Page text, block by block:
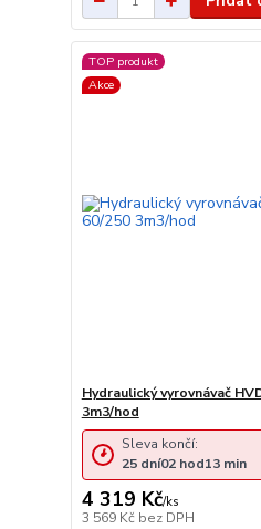
TOP produkt
Akce
Hydraulický vyrovnávač
3m3/hod
4 319 Kč/ks
3 569 Kč bez DPH
Sleva končí:
25 dní02 hod13 min